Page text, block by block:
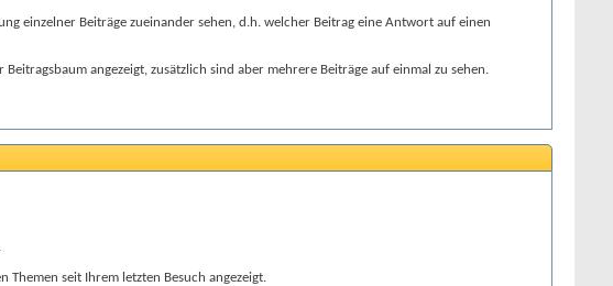
einzelner Beiträge zueinander sehen, d.h. welcher Beitrag eine Antwort auf einen
angezeigt, zusätzlich sind aber mehrere Beiträge auf einmal zu sehen.
seit Ihrem letzten Besuch angezeigt.